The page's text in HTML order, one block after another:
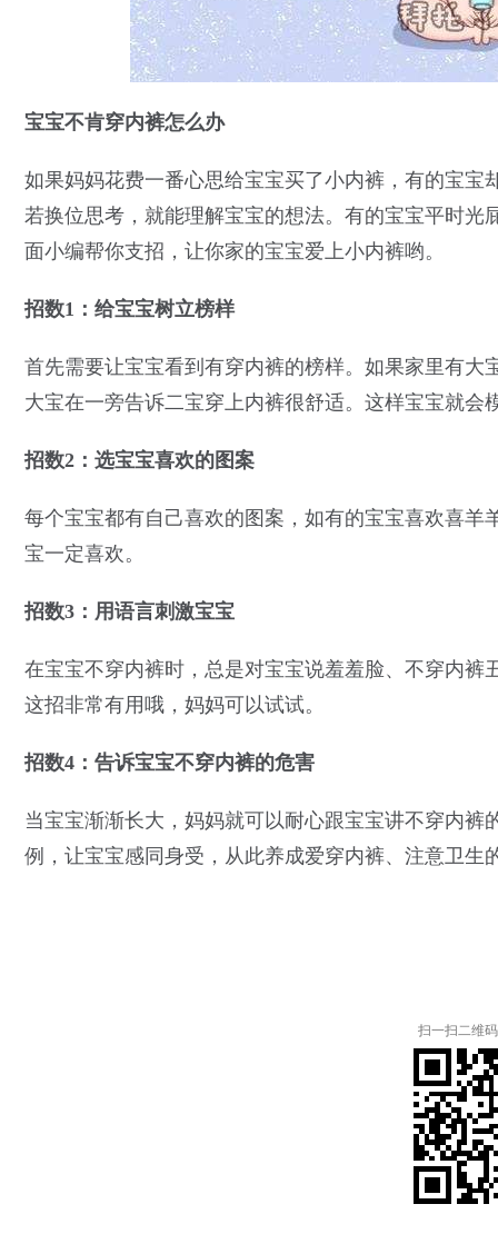
宝宝不肯穿内裤怎么办
如果妈妈花费一番心思给宝宝买了小内裤，有的宝
若换位思考，就能理解宝宝的想法。有的宝宝平时
面小编帮你支招，让你家的宝宝爱上小内裤哟。
招数1：给宝宝树立榜样
首先需要让宝宝看到有穿内裤的榜样。如果家里有
大宝在一旁告诉二宝穿上内裤很舒适。这样宝宝就会
招数2：选宝宝喜欢的图案
每个宝宝都有自己喜欢的图案，如有的宝宝喜欢喜
宝一定喜欢。
招数3：用语言刺激宝宝
在宝宝不穿内裤时，总是对宝宝说羞羞脸、不穿内
这招非常有用哦，妈妈可以试试。
招数4：告诉宝宝不穿内裤的危害
当宝宝渐渐长大，妈妈就可以耐心跟宝宝讲不穿内
例，让宝宝感同身受，从此养成爱穿内裤、注意卫生
扫一扫二维